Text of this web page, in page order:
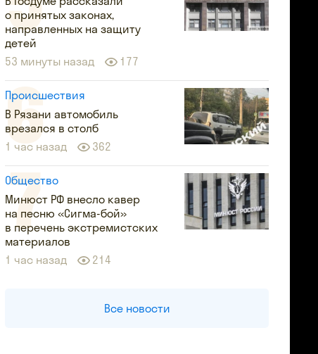
о принятых законах,
направленных на защиту
детей
53 минуты назад
177
Происшествия
В Рязани автомобиль
врезался в столб
1 час назад
362
Общество
Минюст РФ внесло кавер
на песню «Сигма-бой»
в перечень экстремистских
материалов
1 час назад
214
Все новости